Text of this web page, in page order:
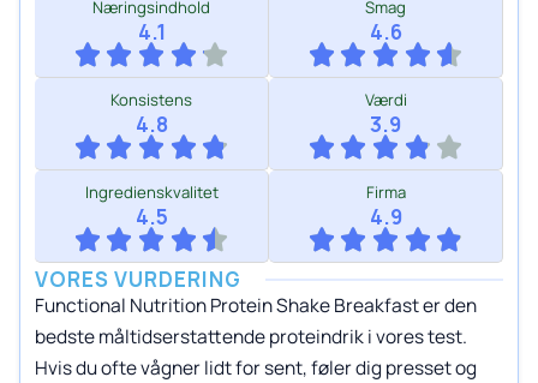
Næringsindhold
4.1
Smag
4.6
Konsistens
4.8
Værdi
3.9
Ingredienskvalitet
4.5
Firma
4.9
VORES VURDERING
Functional Nutrition Protein Shake Breakfast er den
bedste måltidserstattende proteindrik i vores test.
Hvis du ofte vågner lidt for sent, føler dig presset og